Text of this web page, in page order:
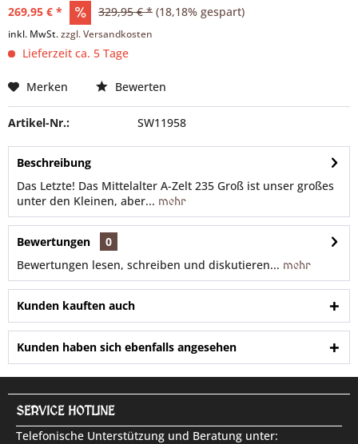
269,95 € * 329,95 € * (18,18% gespart)
inkl. MwSt.zzgl. Versandkosten
Lieferzeit ca. 5 Tage
Merken Bewerten
Artikel-Nr.: SW11958
Beschreibung
Das Letzte! Das Mittelalter A-Zelt 235 Groß ist unser großes
unter den Kleinen, aber... mehr
Bewertungen
0
Bewertungen lesen, schreiben und diskutieren... mehr
Kunden kauften auch
Kunden haben sich ebenfalls angesehen
SERVICE HOTLINE
Telefonische Unterstützung und Beratung unter: